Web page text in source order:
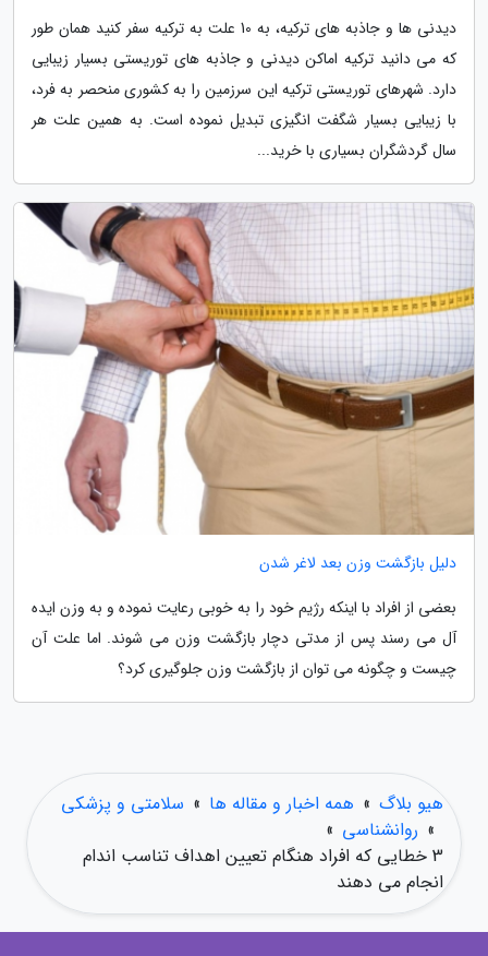
دیدنی ها و جاذبه های ترکیه، به 10 علت به ترکیه سفر کنید همان طور
که می دانید ترکیه اماکن دیدنی و جاذبه های توریستی بسیار زیبایی
دارد. شهرهای توریستی ترکیه این سرزمین را به کشوری منحصر به فرد،
با زیبایی بسیار شگفت انگیزی تبدیل نموده است. به همین علت هر
سال گردشگران بسیاری با خرید...
دلیل بازگشت وزن بعد لاغر شدن
بعضی از افراد با اینکه رژیم خود را به خوبی رعایت نموده و به وزن ایده
آل می رسند پس از مدتی دچار بازگشت وزن می شوند. اما علت آن
چیست و چگونه می توان از بازگشت وزن جلوگیری کرد؟
هیو بلاگ » همه اخبار و مقاله ها » سلامتی و پزشکی
» روانشناسی »
3 خطایی که افراد هنگام تعیین اهداف تناسب اندام
انجام می دهند